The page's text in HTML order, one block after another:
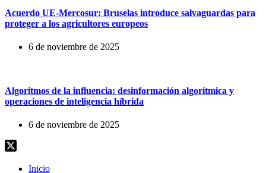
Acuerdo UE-Mercosur: Bruselas introduce salvaguardas para
proteger a los agricultores europeos
6 de noviembre de 2025
Algoritmos de la influencia: desinformación algorítmica y
operaciones de inteligencia híbrida
6 de noviembre de 2025
Inicio